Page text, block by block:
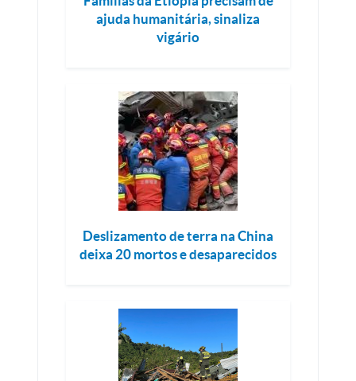
ajuda humanitária, sinaliza
vigário
Deslizamento de terra na China
deixa 20 mortos e desaparecidos